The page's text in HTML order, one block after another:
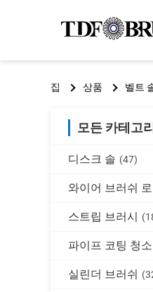
집 상품 벨트
모든 카테고리
디스크 솔 (47)
와이어 브러쉬
스트립 브러시
파이프 코팅 청
실린더 브러쉬